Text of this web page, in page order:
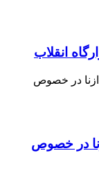
انقلاب
در خصوص